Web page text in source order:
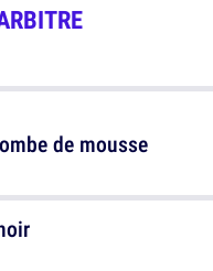
de mousse